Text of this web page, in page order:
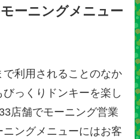
ーニングメニュー
利用されることのなか
っくりドンキーを楽し
店舗でモーニング営業
ングメニューにはお客